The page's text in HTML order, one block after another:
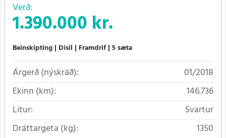
Verð:
1.390.000 kr.
Beinskipting Dísil Framdrif 5 sæta
Árgerð (nýskráð):
01/2018
Ekinn (km):
146.736
Litur:
Svartur
Dráttargeta (kg):
1350